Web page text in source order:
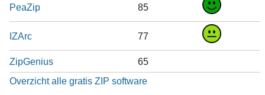
PeaZip 85
IZArc 77
ZipGenius
65
Overzicht alle gratis ZIP software